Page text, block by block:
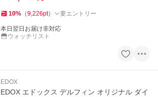
10% （9,226pt） 要エントリー
本日翌日お届け非対応
ウォッチリスト
EDOX
EDOX エドックス デルフィン オリジナル ダイ